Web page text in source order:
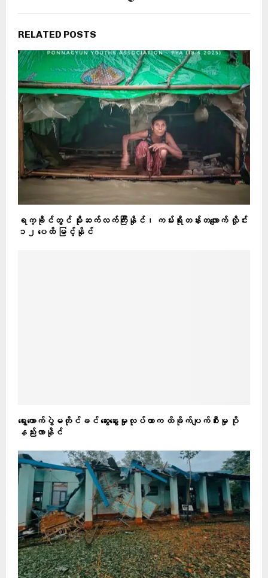
RELATED POSTS
ရက္ခိုင်တွင် မိုးဆက်လက်ကြီးနိုင်၊ ကမ်းရိုးတန်းတလျောက် လှိုင်း
၁၂ ပေထိ မြင့်နိုင်
ရွေးကောက်ပွဲမတိုင်ခင် ဆွေးနွေးမှုလုပ်တာက ထိခိုက်ပျက်စီးမှု ပို
နည်းလာနိုင်